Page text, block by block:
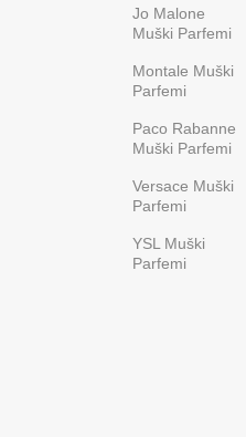
Jo Malone
Muški Parfemi
Montale Muški
Parfemi
Paco Rabanne
Muški Parfemi
Versace Muški
Parfemi
YSL Muški
Parfemi